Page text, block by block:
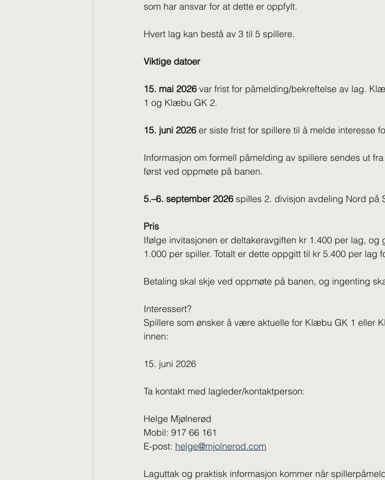
som har ansvar for at dette er oppfylt.
Hvert lag kan bestå av 3 til 5 spillere.
Viktige datoer
15. mai 2026 var frist for påmelding/bekreftelse av lag.
1 og Klæbu GK 2.
15. juni 2026 er siste frist for spillere til å melde interesse
Informasjon om formell påmelding av spillere sendes ut
først ved oppmøte på banen.
5.–6. september 2026 spilles 2. divisjon avdeling Nord på
Pris
Ifølge invitasjonen er deltakeravgiften kr 1.400 per lag,
1.000 per spiller. Totalt er dette oppgitt til kr 5.400 per lag
Betaling skal skje ved oppmøte på banen, og ingenting
Interessert?
Spillere som ønsker å være aktuelle for Klæbu GK 1 eller
innen:
15. juni 2026
Ta kontakt med lagleder/kontaktperson:
Helge Mjølnerød
Mobil: 917 66 161
E-post: helge@mjolnerod.com
Laguttak og praktisk informasjon kommer når